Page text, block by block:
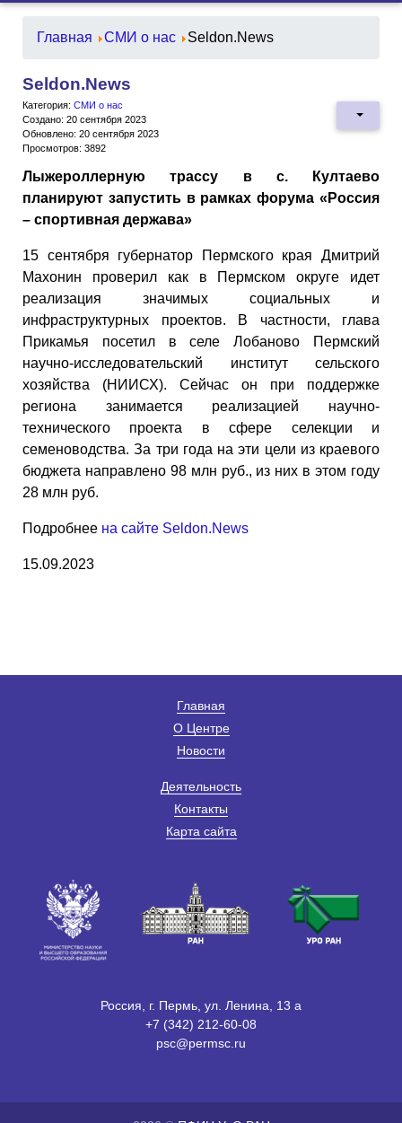
Главная СМИ о нас Seldon.News
Seldon.News
Категория: СМИ о нас
Создано: 20 сентября 2023
Обновлено: 20 сентября 2023
Просмотров: 3892
Лыжероллерную трассу в с. Култаево
планируют запустить в рамках форума «Россия
– спортивная держава»
15 сентября губернатор Пермского края Дмитрий
Махонин проверил как в Пермском округе идет
реализация значимых социальных и
инфраструктурных проектов. В частности, глава
Прикамья посетил в селе Лобаново Пермский
научно-исследовательский институт сельского
хозяйства (НИИСХ). Сейчас он при поддержке
региона занимается реализацией научно-
технического проекта в сфере селекции и
семеноводства. За три года на эти цели из краевого
бюджета направлено 98 млн руб., из них в этом году
28 млн руб.
Подробнее на сайте Seldon.News
15.09.2023
Главная
О Центре
Новости
Деятельность
Контакты
Карта сайта
Россия, г. Пермь, ул. Ленина, 13 а
+7 (342) 212-60-08
psc@permsc.ru